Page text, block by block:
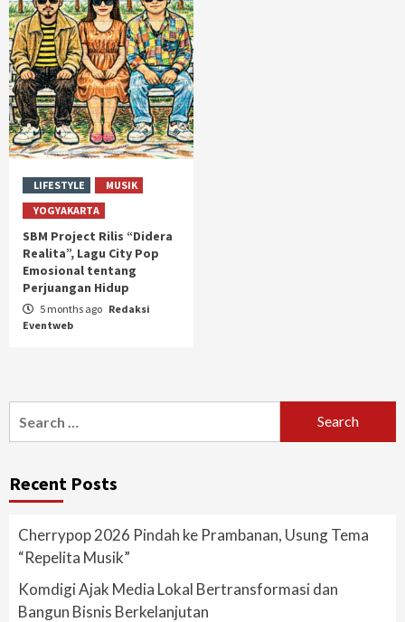
LIFESTYLE
MUSIK
YOGYAKARTA
SBM Project Rilis “Didera
Realita”, Lagu City Pop
Emosional tentang
Perjuangan Hidup
5 months ago Redaksi
Eventweb
for:
Recent Posts
Cherrypop 2026 Pindah ke Prambanan, Usung Tema
“Repelita Musik”
Komdigi Ajak Media Lokal Bertransformasi dan
Bangun Bisnis Berkelanjutan